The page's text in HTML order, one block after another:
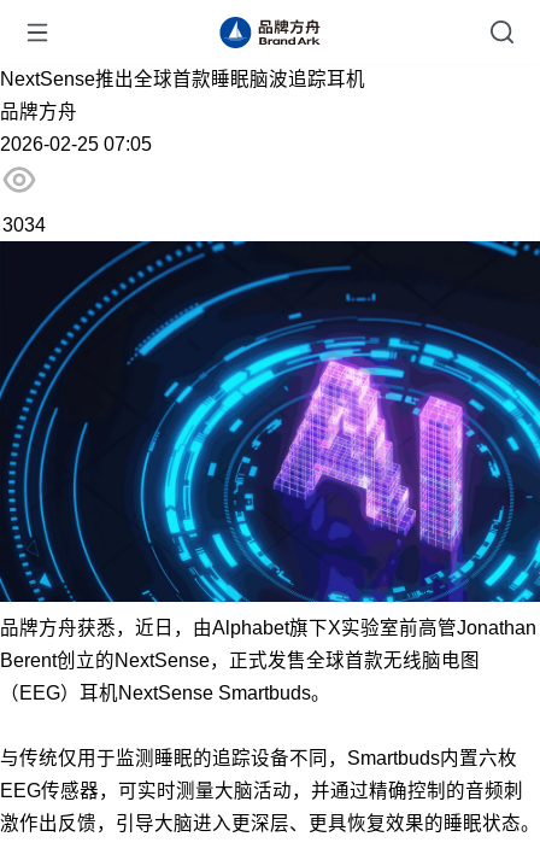
NextSense推出全球首款睡眠脑波追踪耳机
品牌方舟
2026-02-25 07:05
3034
品牌方舟获悉，近日，由Alphabet旗下X实验室前高管Jonathan
Berent创立的NextSense，正式发售全球首款无线脑电图
（EEG）耳机NextSense Smartbuds。
与传统仅用于监测睡眠的追踪设备不同，Smartbuds内置六枚
EEG传感器，可实时测量大脑活动，并通过精确控制的音频刺
激作出反馈，引导大脑进入更深层、更具恢复效果的睡眠状态。